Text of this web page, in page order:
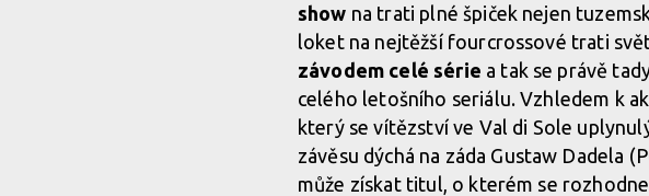
show na trati plné špiček nejen
loket na nejtěžší fourcrossové trati
závodem celé série a tak se právě
celého letošního seriálu. Vzhledem k
který se vítězství ve Val di Sole
závěsu dýchá na záda Gustaw Dadela
může získat titul, o kterém se